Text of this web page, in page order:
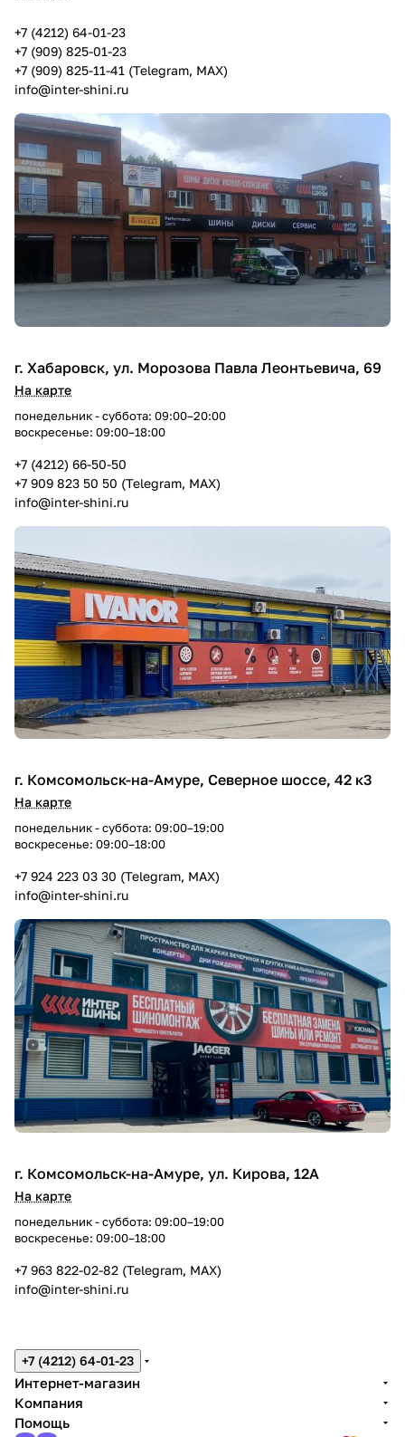
+7 (4212) 64-01-23
+7 (909) 825-01-23
+7 (909) 825-11-41 (Telegram, MAX)
info@inter-shini.ru
г. Хабаровск, ул. Морозова Павла Леонтьевича, 69
На карте
понедельник - суббота: 09:00–20:00
воскресенье: 09:00–18:00
+7 (4212) 66-50-50
+7 909 823 50 50 (Telegram, MAX)
info@inter-shini.ru
г. Комсомольск-на-Амуре, Северное шоссе, 42 к3
На карте
понедельник - суббота: 09:00–19:00
воскресенье: 09:00–18:00
+7 924 223 03 30 (Telegram, MAX)
info@inter-shini.ru
г. Комсомольск-на-Амуре, ул. Кирова, 12А
На карте
понедельник - суббота: 09:00–19:00
воскресенье: 09:00–18:00
+7 963 822-02-82 (Telegram, MAX)
info@inter-shini.ru
+7 (4212) 64-01-23
Интернет-магазин
Компания
Помощь